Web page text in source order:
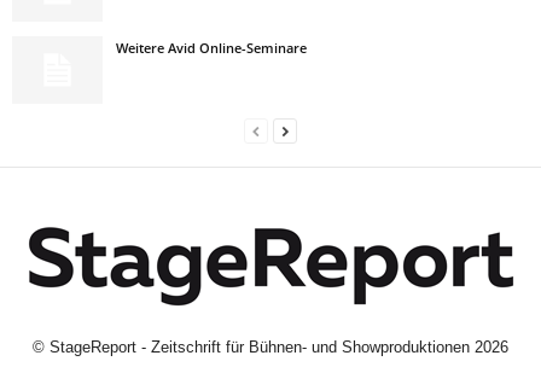
Weitere Avid Online-Seminare
© StageReport - Zeitschrift für Bühnen- und Showproduktionen 2026